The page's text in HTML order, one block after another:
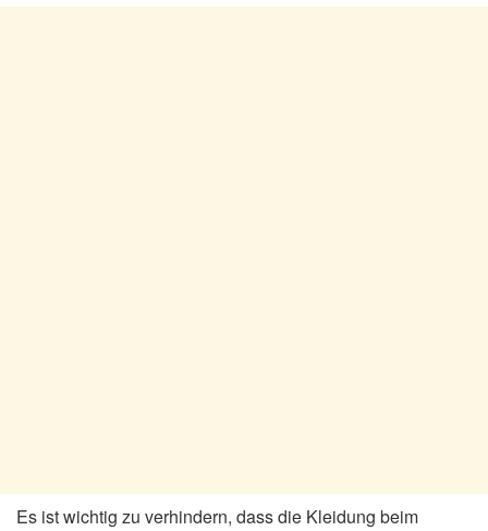
Es ist wichtig zu verhindern, dass die Kleidung beim